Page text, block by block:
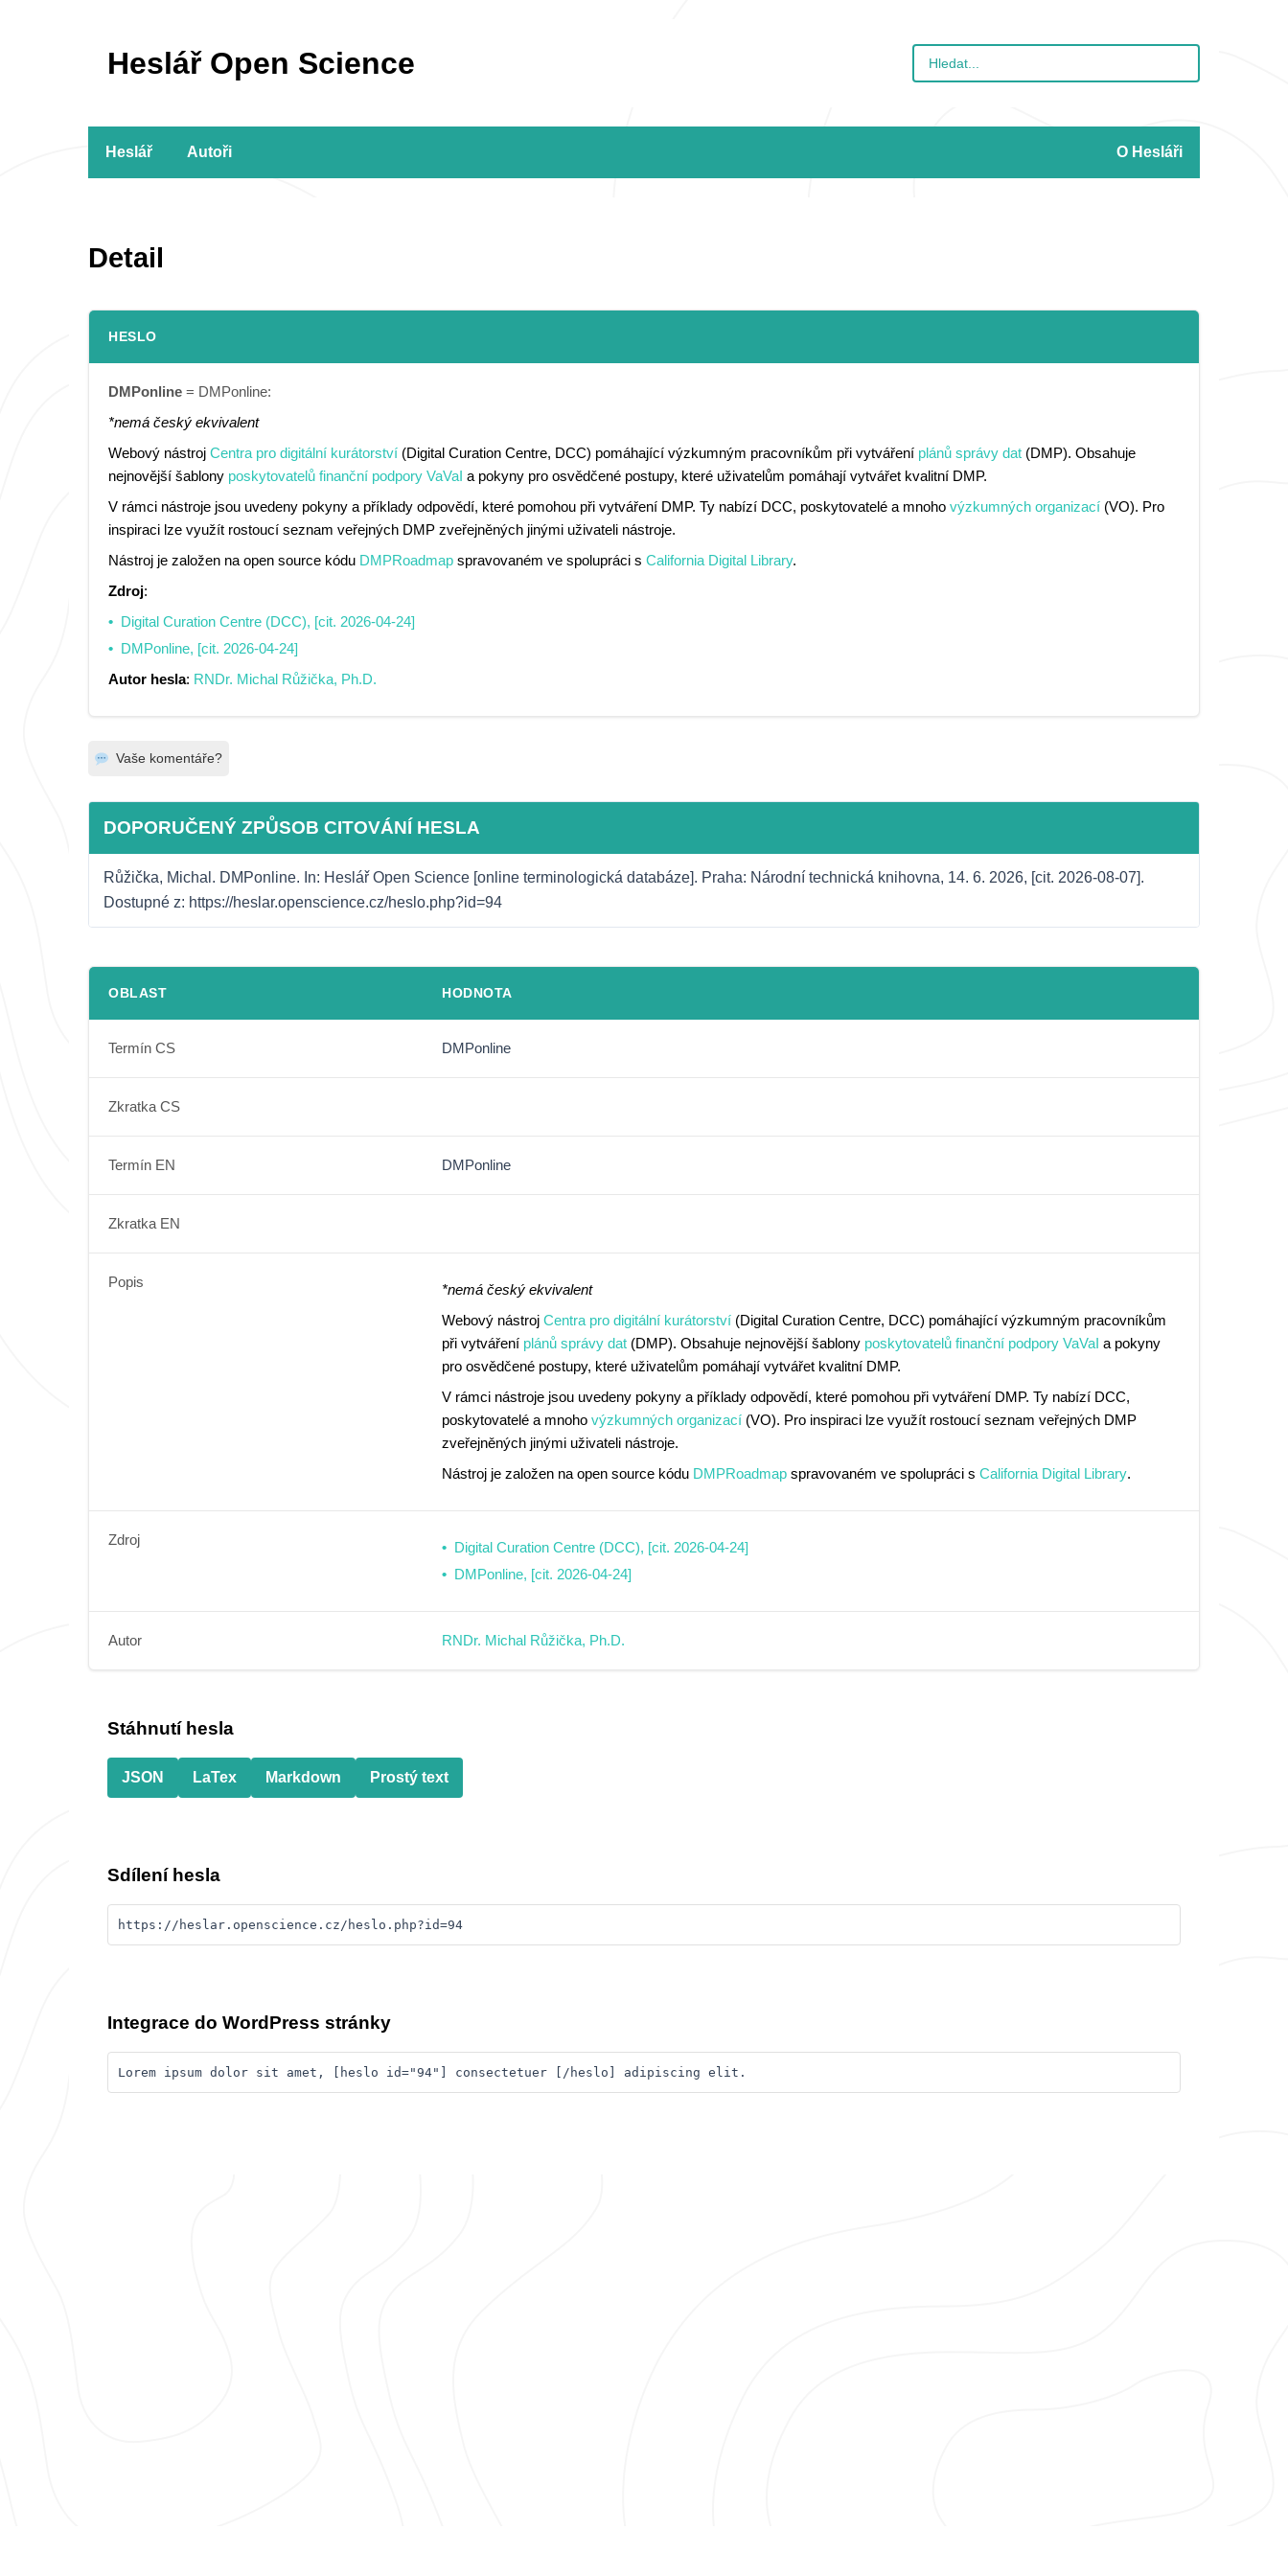
Heslář Open Science
Heslář Autoři O Hesláři
Detail
HESLO
DMPonline = DMPonline:
*nemá český ekvivalent
Webový nástroj Centra pro digitální kurátorství (Digital Curation Centre, DCC) pomáhající výzkumným pracovníkům při vytváření plánů správy dat (DMP). Obsahuje
nejnovější šablony poskytovatelů finanční podpory VaVaI a pokyny pro osvědčené postupy, které uživatelům pomáhají vytvářet kvalitní DMP.
V rámci nástroje jsou uvedeny pokyny a příklady odpovědí, které pomohou při vytváření DMP. Ty nabízí DCC, poskytovatelé a mnoho výzkumných organizací (VO). Pro
inspiraci lze využít rostoucí seznam veřejných DMP zveřejněných jinými uživateli nástroje.
Nástroj je založen na open source kódu DMPRoadmap spravovaném ve spolupráci s California Digital Library.
Zdroj:
Digital Curation Centre (DCC), [cit. 2026-04-24]
DMPonline, [cit. 2026-04-24]
Autor hesla: RNDr. Michal Růžička, Ph.D.
Vaše komentáře?
DOPORUČENÝ ZPŮSOB CITOVÁNÍ HESLA
Růžička, Michal. DMPonline. In: Heslář Open Science [online terminologická databáze]. Praha: Národní technická knihovna, 14. 6. 2026, [cit. 2026-08-07].
Dostupné z: https://heslar.openscience.cz/heslo.php?id=94
OBLAST HODNOTA
Termín CS DMPonline
Zkratka CS
Termín EN DMPonline
Zkratka EN
Popis
*nemá český ekvivalent
Webový nástroj Centra pro digitální kurátorství (Digital Curation Centre, DCC) pomáhající výzkumným pracovníkům
při vytváření plánů správy dat (DMP). Obsahuje nejnovější šablony poskytovatelů finanční podpory VaVaI a pokyny
pro osvědčené postupy, které uživatelům pomáhají vytvářet kvalitní DMP.
V rámci nástroje jsou uvedeny pokyny a příklady odpovědí, které pomohou při vytváření DMP. Ty nabízí DCC,
poskytovatelé a mnoho výzkumných organizací (VO). Pro inspiraci lze využít rostoucí seznam veřejných DMP
zveřejněných jinými uživateli nástroje.
Nástroj je založen na open source kódu DMPRoadmap spravovaném ve spolupráci s California Digital Library.
Zdroj
Digital Curation Centre (DCC), [cit. 2026-04-24]
DMPonline, [cit. 2026-04-24]
Autor RNDr. Michal Růžička, Ph.D.
Stáhnutí hesla
JSON LaTex Markdown Prostý text
Sdílení hesla
https://heslar.openscience.cz/heslo.php?id=94
Integrace do WordPress stránky
Lorem ipsum dolor sit amet, [heslo id="94"] consectetuer [/heslo] adipiscing elit.